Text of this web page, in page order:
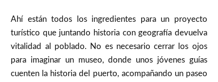
Ahí están todos los ingredientes para un proyecto
turístico que juntando historia con geografía devuelva
vitalidad al poblado. No es necesario cerrar los ojos
para imaginar un museo, donde unos jóvenes guías
cuenten la historia del puerto, acompañando un paseo